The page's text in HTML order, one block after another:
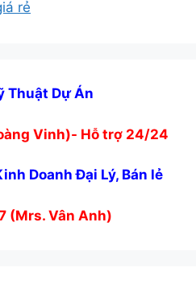
rẻ
Thuật Dự Án
Vinh)- Hỗ trợ 24/24
Doanh Đại Lý, Bán lẻ
(Mrs. Vân Anh)